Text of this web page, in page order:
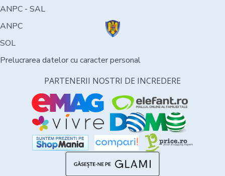
ANPC - SAL
ANPC
SOL
Prelucrarea datelor cu caracter personal
PARTENERII NOSTRI DE INCREDERE